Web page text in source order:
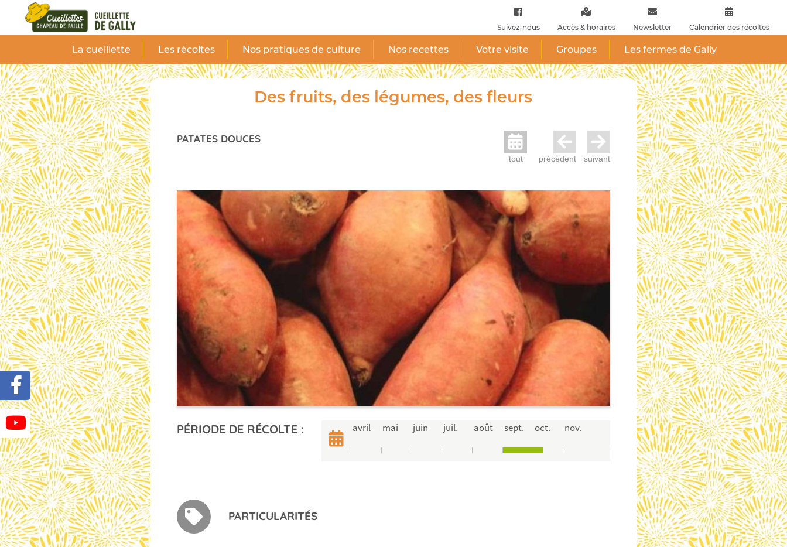
Suivez-nous Accès & horaires Newsletter Calendrier des récoltes
La cueillette Les récoltes Nos pratiques de culture Nos recettes Votre visite Groupes Les fermes de Gally
Des fruits, des légumes, des fleurs
PATATES DOUCES
tout précedent suivant
PÉRIODE DE RÉCOLTE : avril mai juin juil. août sept. oct. nov.
PARTICULARITÉS
Panneau de gestion des cookies